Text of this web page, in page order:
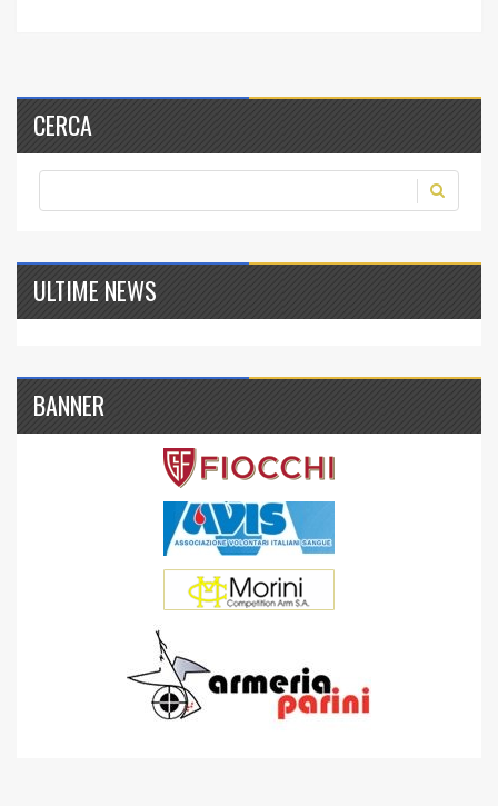
CERCA
ULTIME NEWS
BANNER